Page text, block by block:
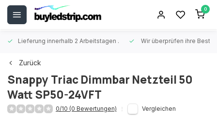
0
Lieferung innerhalb 2 Arbeitstagen . Wir überprüfen ihre
Zurück
SnappyTriac Dimmbar Netzteil 50
Watt SP50-24VFT
0/10 (0 Bewertungen) Vergleichen